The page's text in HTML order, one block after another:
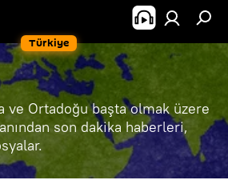
Türkiye
ve Ortadoğu başta olmak üzere
son dakika haberleri,